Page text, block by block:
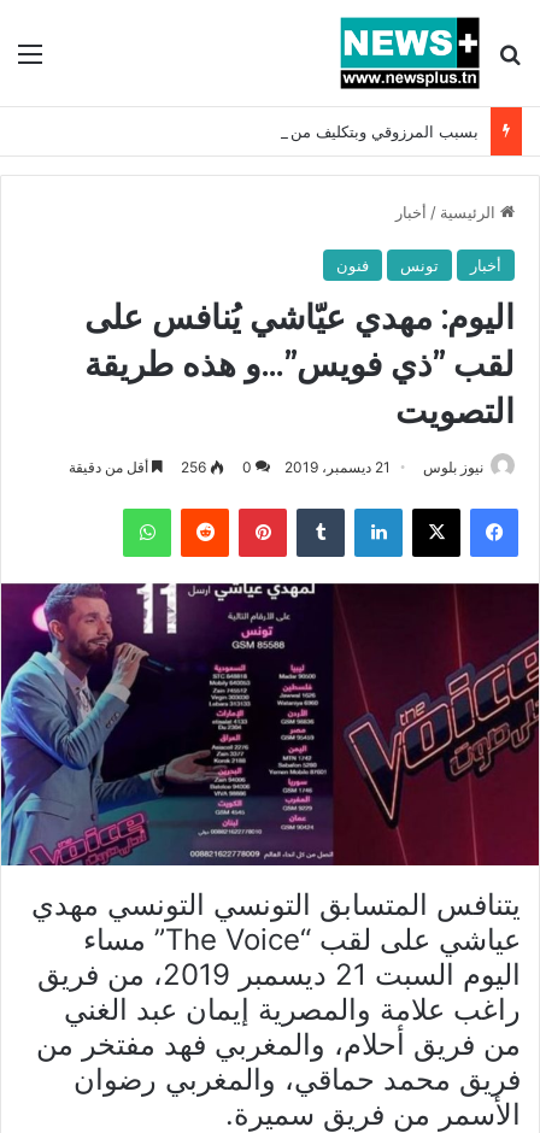
بحث عن
الرئيسية / أخبار
أخبار تونس فنون
اليوم: مهدي عيّاشي يُنافس على
لقب ”ذي فويس”…و هذه طريقة
التصويت
نيوز بلوس 21 ديسمبر، 2019 0
256 أقل من دقيقة
فيسبوك X لينكدإن بينتيريست واتساب
يتنافس المتسابق التونسي التونسي مهدي
عياشي على لقب “The Voice” مساء
اليوم السبت 21 ديسمبر 2019، من فريق
راغب علامة والمصرية إيمان عبد الغني
من فريق أحلام، والمغربي فهد مفتخر من
فريق محمد حماقي، والمغربي رضوان
الأسمر من فريق سميرة.